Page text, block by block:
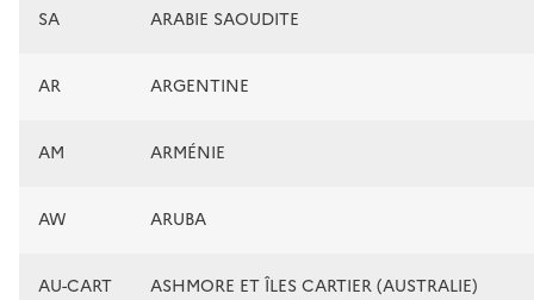
SA ARABIE SAOUDITE
AR ARGENTINE
AM ARMÉNIE
AW ARUBA
AU-CART ASHMORE ET ÎLES CARTIER (AUSTRALIE)